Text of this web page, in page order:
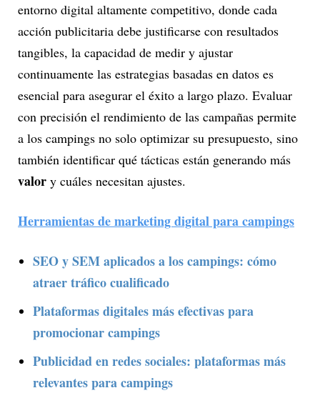
entorno digital altamente competitivo, donde cada
acción publicitaria debe justificarse con resultados
tangibles, la capacidad de medir y ajustar
continuamente las estrategias basadas en datos es
esencial para asegurar el éxito a largo plazo. Evaluar
con precisión el rendimiento de las campañas permite
a los campings no solo optimizar su presupuesto, sino
también identificar qué tácticas están generando más
valor y cuáles necesitan ajustes.
Herramientas de marketing digital para campings
SEO y SEM aplicados a los campings: cómo
atraer tráfico cualificado
Plataformas digitales más efectivas para
promocionar campings
Publicidad en redes sociales: plataformas más
relevantes para campings